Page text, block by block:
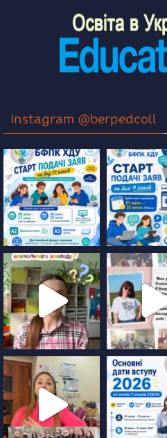
Instagram @berpedcoll